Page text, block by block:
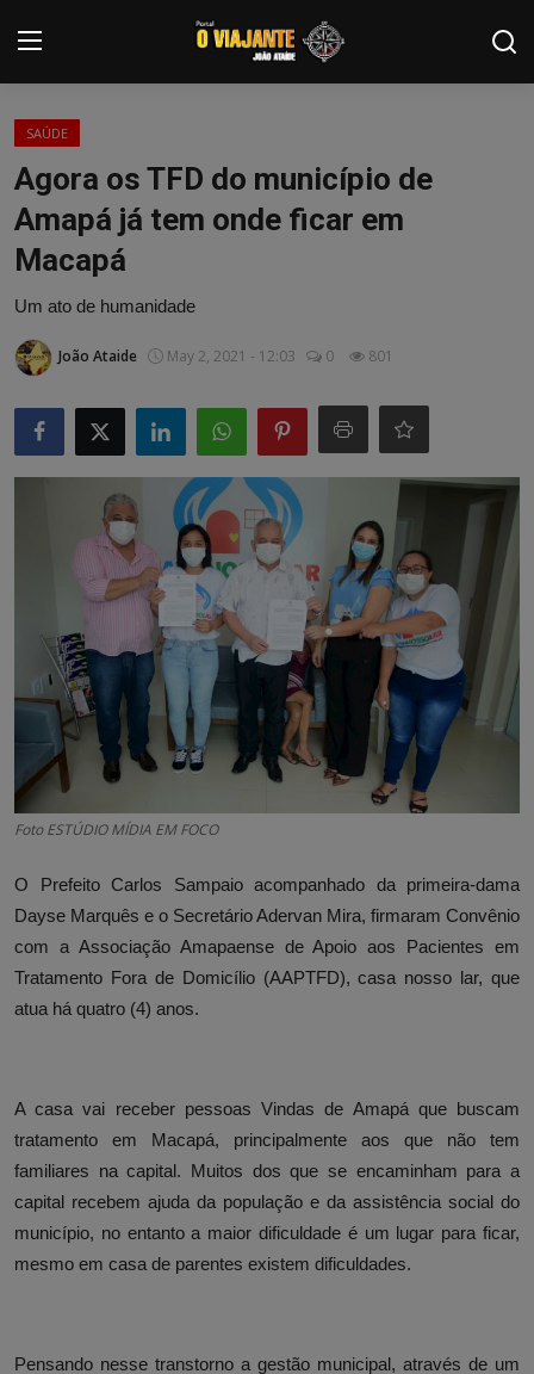
Home
Contato
ARTIGOS
NOTÍCIAS
PODCASTS
GALERIA DE FOTOS
COLABORADORES
SAÚDE
Agora os TFD do município de
Amapá já tem onde ficar em
Macapá
Um ato de humanidade
João Ataide May 2, 2021 - 12:03 0 801
Foto ESTÚDIO MÍDIA EM FOCO
O Prefeito Carlos Sampaio acompanhado da primeira-dama
Dayse Marquês e o Secretário Adervan Mira, firmaram Convênio
com a Associação Amapaense de Apoio aos Pacientes em
Tratamento Fora de Domicílio (AAPTFD), casa nosso lar, que
atua há quatro (4) anos.
A casa vai receber pessoas Vindas de Amapá que buscam
tratamento em Macapá, principalmente aos que não tem
familiares na capital. Muitos dos que se encaminham para a
capital recebem ajuda da população e da assistência social do
município, no entanto a maior dificuldade é um lugar para ficar,
mesmo em casa de parentes existem dificuldades.
Pensando nesse transtorno a gestão municipal, através de um